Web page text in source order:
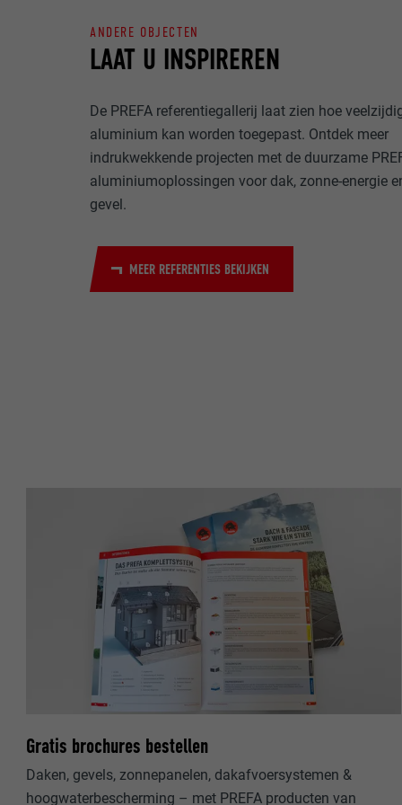
LAAT U INSPIREREN
ANDERE OBJECTEN
De PREFA referentiegallerij laat zien hoe
aluminium kan worden toegepast. Ontdek meer
indrukwekkende projecten met de duurzame
aluminiumoplossingen voor dak, zonne-energie
gevel.
MEER REFERENTIES BEKIJKEN
Gratis brochures bestellen
Daken, gevels, zonnepanelen, dakafvoersystemen &
hoogwaterbescherming – met PREFA producten van
NAAM
AANBIEDER
VERVALTIJD
DOEL
DOEL
NAAM
DOEL
MARKETING &
"Marketing &
gebruikt om
websites te
meer nodig
NAAM
DOEL
NAAM
VERVALTIJD